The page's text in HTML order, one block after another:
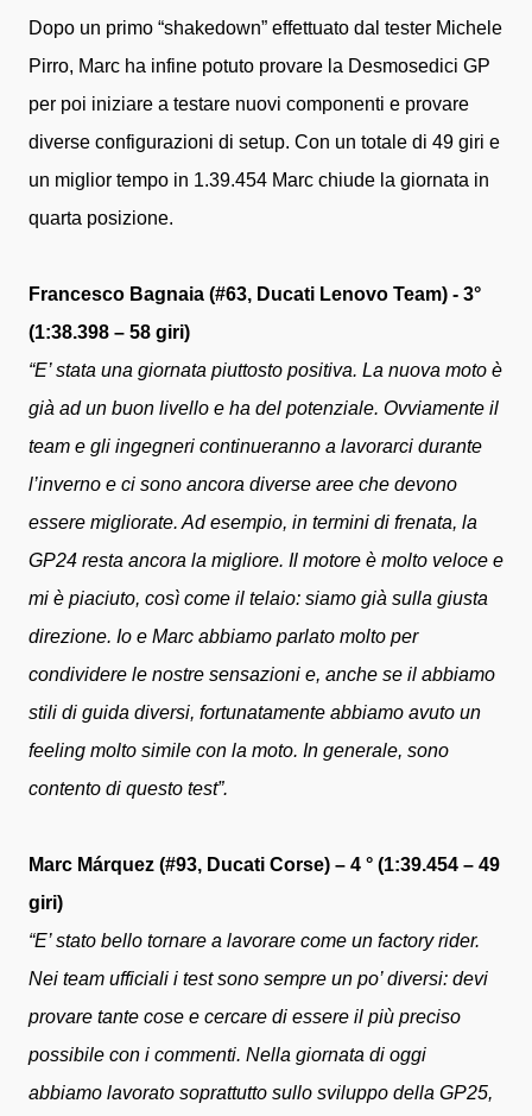
Dopo un primo “shakedown” effettuato dal tester Michele
Pirro, Marc ha infine potuto provare la Desmosedici GP
per poi iniziare a testare nuovi componenti e provare
diverse configurazioni di setup. Con un totale di 49 giri e
un miglior tempo in 1.39.454 Marc chiude la giornata in
quarta posizione.
Francesco Bagnaia (#63, Ducati Lenovo Team) - 3°
(1:38.398 – 58 giri)
“E’ stata una giornata piuttosto positiva. La nuova moto è
già ad un buon livello e ha del potenziale. Ovviamente il
team e gli ingegneri continueranno a lavorarci durante
l’inverno e ci sono ancora diverse aree che devono
essere migliorate. Ad esempio, in termini di frenata, la
GP24 resta ancora la migliore. Il motore è molto veloce e
mi è piaciuto, così come il telaio: siamo già sulla giusta
direzione. Io e Marc abbiamo parlato molto per
condividere le nostre sensazioni e, anche se il abbiamo
stili di guida diversi, fortunatamente abbiamo avuto un
feeling molto simile con la moto. In generale, sono
contento di questo test”.
Marc Márquez (#93, Ducati Corse) – 4 ° (1:39.454 – 49
giri)
“E’ stato bello tornare a lavorare come un factory rider.
Nei team ufficiali i test sono sempre un po’ diversi: devi
provare tante cose e cercare di essere il più preciso
possibile con i commenti. Nella giornata di oggi
abbiamo lavorato soprattutto sullo sviluppo della GP25,